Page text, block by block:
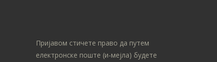
Пријавом стичете право да путем
електронске поште (и-мејла) будете